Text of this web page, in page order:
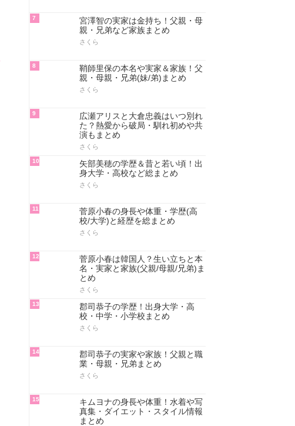
7
宮澤智の実家は金持ち！父親・母
親・兄弟など家族まとめ
さくら
8
鞘師里保の本名や実家＆家族！父
親・母親・兄弟(妹/弟)まとめ
さくら
9
広瀬アリスと大倉忠義はいつ別れ
た？熱愛から破局・馴れ初めや共
演もまとめ
さくら
10
矢部美穂の学歴＆昔と若い頃！出
身大学・高校など総まとめ
さくら
11
菅原小春の身長や体重・学歴(高
校/大学)と経歴を総まとめ
さくら
12
菅原小春は韓国人？生い立ちと本
名・実家と家族(父親/母親/兄弟)ま
とめ
さくら
13
郡司恭子の学歴！出身大学・高
校・中学・小学校まとめ
さくら
14
郡司恭子の実家や家族！父親と職
業・母親・兄弟まとめ
さくら
15
キムヨナの身長や体重！水着や写
真集・ダイエット・スタイル情報
まとめ